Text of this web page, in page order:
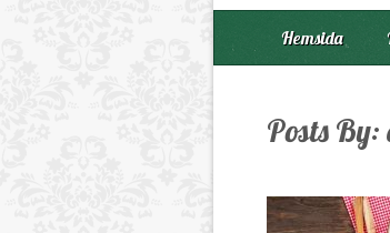
Hemsida
Posts By: